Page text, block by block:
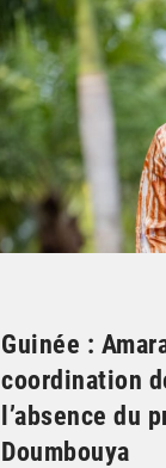
Guinée :
coordination
l’absence du
Doumbouya